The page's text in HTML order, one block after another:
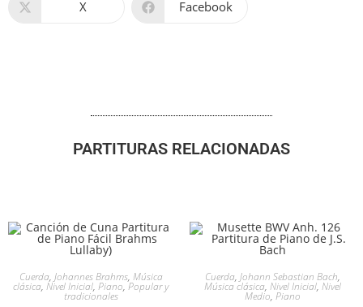
X Facebook
PARTITURAS RELACIONADAS
Cuerda, Johannes Brahms, Música
clásica, Nivel Inicial, Piano,Popular y
tradicionales
Cuerda, Johann Sebastian Bach,
Música clásica, Nivel Inicial, Nivel
Medio, Piano